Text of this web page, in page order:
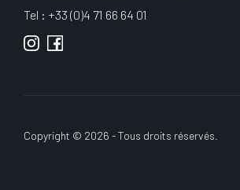
Tel : +33 (0)4 71 66 64 01
Copyright © 2026 - Tous droits réservés.